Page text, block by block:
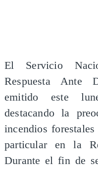
​El Servicio
Respuesta Ante
emitido este
destacando la
incendios
particular en la
Durante el fin de